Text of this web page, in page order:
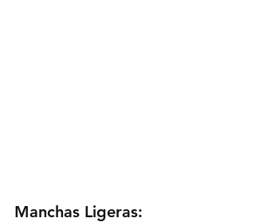
Manchas Ligeras: